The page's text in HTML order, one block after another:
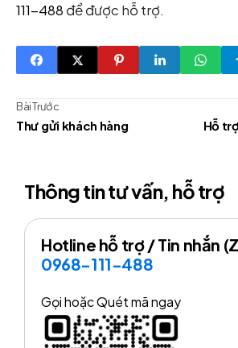
111-488 để được hỗ trợ.
Bài Trước
Thư gửi khách hàng
Hỗ
Thông tin tư vấn, hỗ trợ
Hotline hỗ trợ / Tin nhắn
0968-111-488
Gọi hoặc Quét mã ngay